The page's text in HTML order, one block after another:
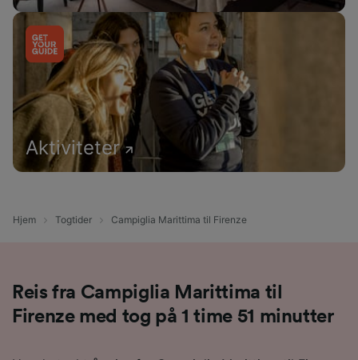
Aktiviteter
Hjem Togtider Campiglia Marittima til Firenze
Reis fra Campiglia Marittima til
Firenze med tog på 1 time 51 minutter